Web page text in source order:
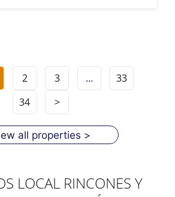
2 3 …
33
34
>
all properties >
LOCAL RINCONES Y